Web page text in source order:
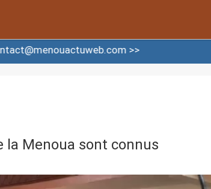
>>
Menoua sont connus